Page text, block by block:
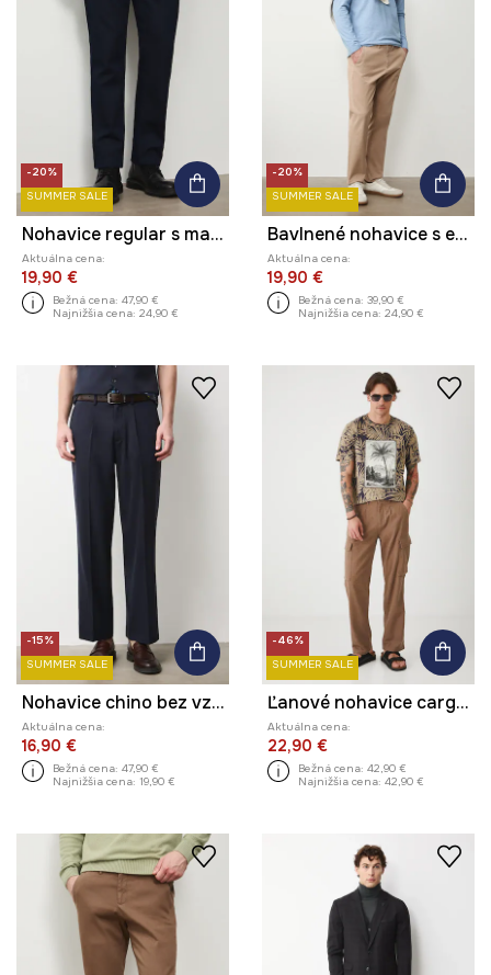
-20%
SUMMER SALE
Nohavice regular s malým vzorom
Aktuálna cena:
19,90 €
Bežná cena: 47,90 €
Najnižšia cena: 24,90 €
-20%
SUMMER SALE
Bavlnené nohavice s elastanom, hladké
Aktuálna cena:
19,90 €
Bežná cena: 39,90 €
Najnižšia cena: 24,90 €
-15%
SUMMER SALE
Nohavice chino bez vzoru
Aktuálna cena:
16,90 €
Bežná cena: 47,90 €
Najnižšia cena: 19,90 €
-46%
SUMMER SALE
Ľanové nohavice cargo s vreckami hnedá farba
Aktuálna cena:
22,90 €
Bežná cena: 42,90 €
Najnižšia cena: 42,90 €